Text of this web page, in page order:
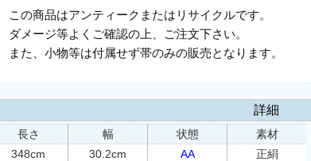
この商品はアンティークまたはリサイクルです。
ダメージ等よくご確認の上、ご注文下さい。
また、小物等は付属せず帯のみの販売となります。
詳細
長さ
348cm
幅
30.2cm
状態
AA
素材
正絹